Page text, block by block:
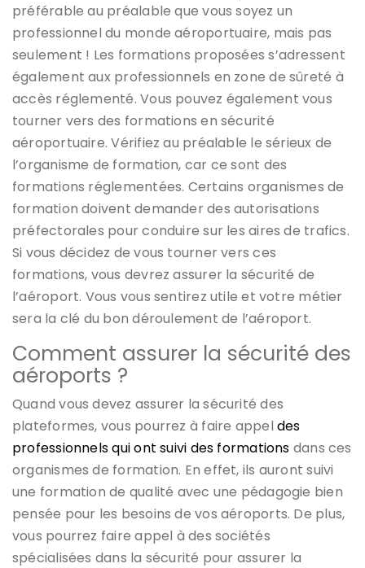
préférable au préalable que vous soyez un
professionnel du monde aéroportuaire, mais pas
seulement ! Les formations proposées s’adressent
également aux professionnels en zone de sûreté à
accès réglementé. Vous pouvez également vous
tourner vers des formations en sécurité
aéroportuaire. Vérifiez au préalable le sérieux de
l’organisme de formation, car ce sont des
formations réglementées. Certains organismes de
formation doivent demander des autorisations
préfectorales pour conduire sur les aires de trafics.
Si vous décidez de vous tourner vers ces
formations, vous devrez assurer la sécurité de
l’aéroport. Vous vous sentirez utile et votre métier
sera la clé du bon déroulement de l’aéroport.
Comment assurer la sécurité des
aéroports ?
Quand vous devez assurer la sécurité des
plateformes, vous pourrez à faire appeldes
professionnels qui ont suivi des formations dans ces
organismes de formation. En effet, ils auront suivi
une formation de qualité avec une pédagogie bien
pensée pour les besoins de vos aéroports. De plus,
vous pourrez faire appel à des sociétés
spécialisées dans la sécurité pour assurer la